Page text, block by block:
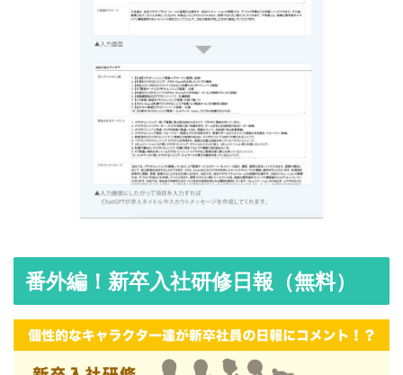
番外編！新卒入社研修日報（無料）